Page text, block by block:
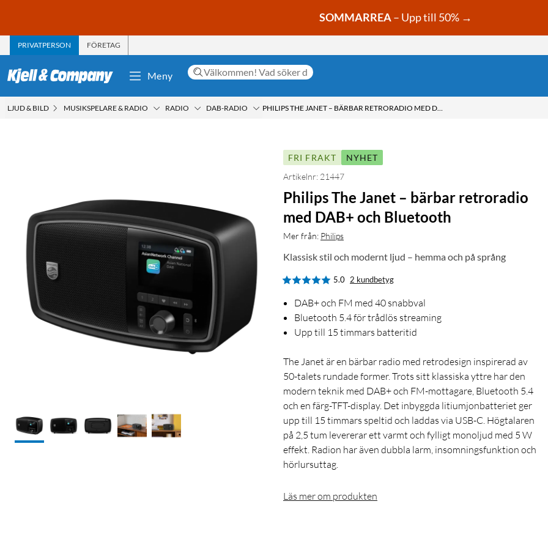
SOMMARREA– Upp till 50% →
PRIVATPERSON FÖRETAG
Meny
LJUD & BILD MUSIKSPELARE & RADIO RADIO DAB-RADIO PHILIPS THE JANET – BÄRBAR RETRORADIO MED DAB+ OCH BLUETOOTH
FRI FRAKT
NYHET
Artikelnr: 21447
Philips The Janet – bärbar retroradio
med DAB+ och Bluetooth
Mer från: Philips
Klassisk stil och modernt ljud – hemma och på språng
5.0 2 kundbetyg
DAB+ och FM med 40 snabbval
Bluetooth 5.4 för trådlös streaming
Upp till 15 timmars batteritid
The Janet är en bärbar radio med retrodesign inspirerad av
50-talets rundade former. Trots sitt klassiska yttre har den
modern teknik med DAB+ och FM-mottagare, Bluetooth 5.4
och en färg-TFT-display. Det inbyggda litiumjonbatteriet ger
upp till 15 timmars speltid och laddas via USB-C. Högtalaren
på 2,5 tum levererar ett varmt och fylligt monoljud med 5 W
effekt. Radion har även dubbla larm, insomningsfunktion och
hörlursuttag.
Läs mer om produkten